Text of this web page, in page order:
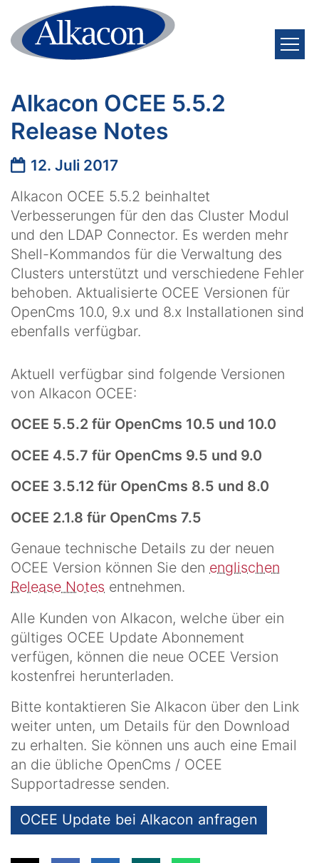
Zum Inhalt springen
Alkacon OCEE 5.5.2
Release Notes
Datum:
12. Juli 2017
Alkacon OCEE 5.5.2 beinhaltet
Verbesserungen für den das Cluster Modul
und den LDAP Connector. Es werden mehr
Shell-Kommandos für die Verwaltung des
Clusters unterstützt und verschiedene Fehler
behoben. Aktualisierte OCEE Versionen für
OpenCms 10.0, 9.x und 8.x Installationen sind
ebenfalls verfügbar.
Aktuell verfügbar sind folgende Versionen
von Alkacon OCEE:
OCEE 5.5.2 für OpenCms 10.5 und 10.0
OCEE 4.5.7 für OpenCms 9.5 und 9.0
OCEE 3.5.12 für OpenCms 8.5 und 8.0
OCEE 2.1.8 für OpenCms 7.5
Genaue technische Details zu der neuen
OCEE Version können Sie den englischen
Release Notes entnehmen.
Alle Kunden von Alkacon, welche über ein
gültiges OCEE Update Abonnement
verfügen, können die neue OCEE Version
kostenfrei herunterladen.
Bitte kontaktieren Sie Alkacon über den Link
weiter unten, um Details für den Download
zu erhalten. Sie können uns auch eine Email
an die übliche OpenCms / OCEE
Supportadresse senden.
OCEE Update bei Alkacon anfragen